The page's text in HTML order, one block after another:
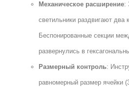
Механическое расширение:
светильники раздвигают два
Беспонированные секции
развернулись в
Размерный контроль:
равномерный размер ячейки